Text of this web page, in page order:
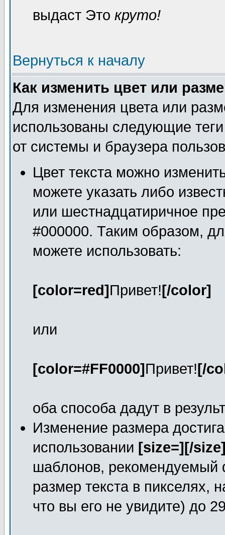
выдаст Это круто!
Вернуться к началу
Как изменить цвет или
Для изменения цвета или
использованы следующие
от системы и браузера
Цвет текста можно
можете указать либо
или шестнадцатиричное
#000000. Таким образом,
можете использовать:
[color=red]Привет![/color]
или
[color=#FF0000]Привет![/
оба способа дадут в
Изменение размера
использовании [size=][/
шаблонов,
размер текста в пикселях,
что вы его не увидите) до